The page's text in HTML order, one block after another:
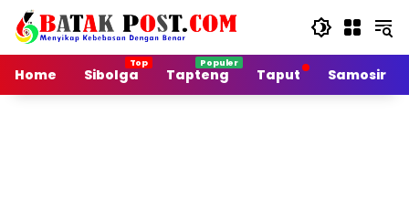
Langsung
konten
Home
Sibolga Tapteng Taput Samosir